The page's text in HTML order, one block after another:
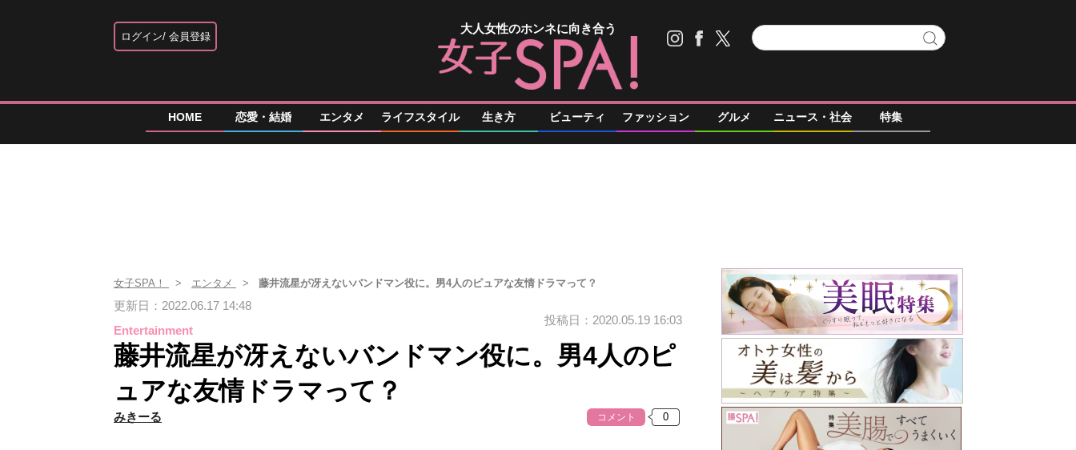
ログイン 会員登録
大人女性のホンネに向き合う
HOME 恋愛・結婚 エンタメ ライフスタイル 生き方 ビューティ ファッション グルメ ニュース・社会 特集
女子SPA！ エンタメ 藤井流星が冴えないバンドマン役に。男4人のピュアな友情ドラマって？
更新日：2022.06.17 14:48
Entertainment
投稿日：2020.05.19 16:03
藤井流星が冴えないバンドマン役に。男4人のピ
ュアな友情ドラマって？
みきーる コメント